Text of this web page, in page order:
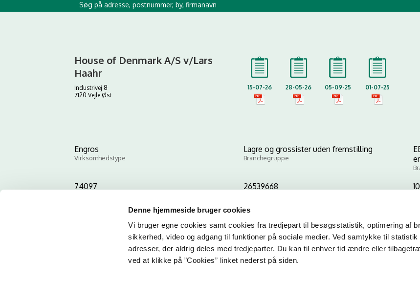
Denne hjemmeside bruger cookies
Vi bruger egne cookies samt cookies fra tredjepart til besøgsstatistik, optimering af
sikkerhed, video og adgang til funktioner på sociale medier. Ved samtykke til
adresser, der aldrig deles med tredjeparter. Du kan til enhver tid ændre eller
ved at klikke på ”Cookies” linket nederst på siden.
Søg på adresse, postnummer, by, firmanavn
House of Denmark A/S v/Lars
Haahr
Industrivej 8
7120 Vejle Øst
15-07-26 28-05-26 05-09-25 01-07-25
Engros
Virksomhedstype
Lagre og grossister uden fremstilling
Branchegruppe
74097 26539668
Kopier link til at indsætte på virksomhedens hjemmeside